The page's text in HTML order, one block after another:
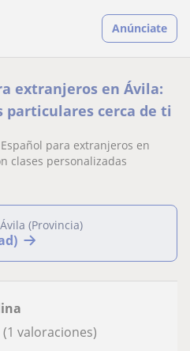
Anúnciate
extranjeros en Ávila:
particulares cerca de ti
para extranjeros en
clases personalizadas
(Provincia)
(1 valoraciones)